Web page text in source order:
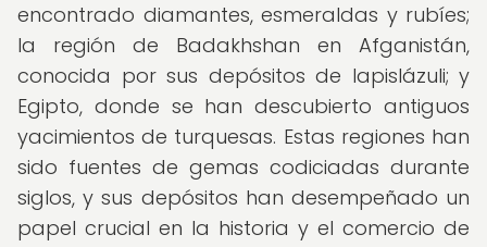
encontrado diamantes, esmeraldas y rubíes;
la región de Badakhshan en Afganistán,
conocida por sus depósitos de lapislázuli; y
Egipto, donde se han descubierto antiguos
yacimientos de turquesas. Estas regiones han
sido fuentes de gemas codiciadas durante
siglos, y sus depósitos han desempeñado un
papel crucial en la historia y el comercio de